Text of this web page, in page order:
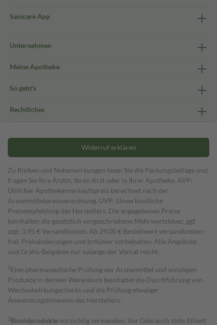
Sanicare App
Unternehmen
Meine Apotheke
So geht's
Rechtliches
Widerruf erklären
Zu Risiken und Nebenwirkungen lesen Sie die Packungsbeilage und
fragen Sie Ihre Ärztin, Ihren Arzt oder in Ihrer Apotheke. AVP:
Üblicher Apothekenverkaufspreis berechnet nach der
Arzneimittelpreisverordnung. UVP: Unverbindliche
Preisempfehlung des Herstellers. Die angegebenen Preise
beinhalten die gesetzlich vorgeschriebene Mehrwertsteuer, ggf.
zzgl. 3,95 € Versandkosten. Ab 29,00 € Bestell­wert versand­kosten­
frei. Preisänderungen und Irrtümer vorbehalten. Alle Angebote
und Gratis-Beigaben nur solange der Vorrat reicht.
1 Eine pharmazeutische Prüfung der Arzneimittel und sonstigen
Produkte in deinem Warenkorb beinhaltet die Durchführung von
Wechselwirkungschecks und die Prüfung etwaiger
Anwendungshinweise des Herstellers.
2Biozidproduktevorsichtig verwenden. Vor Gebrauch stets Etikett